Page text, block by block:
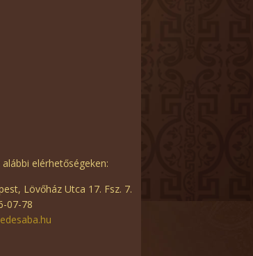
elérhetőségeken:
Lövőház Utca 17. Fsz. 7.
07-78